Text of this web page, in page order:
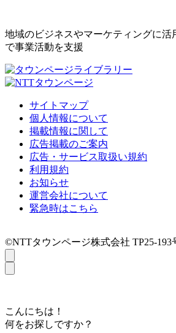
地域のビジネスやマーケティングに活
で事業活動を支援
サイトマップ
個人情報について
掲載情報に関して
広告掲載のご案内
広告・サービス取扱い規約
利用規約
お知らせ
運営会社について
緊急時はこちら
©NTTタウンページ株式会社 TP25-193
こんにちは！
何をお探しですか？